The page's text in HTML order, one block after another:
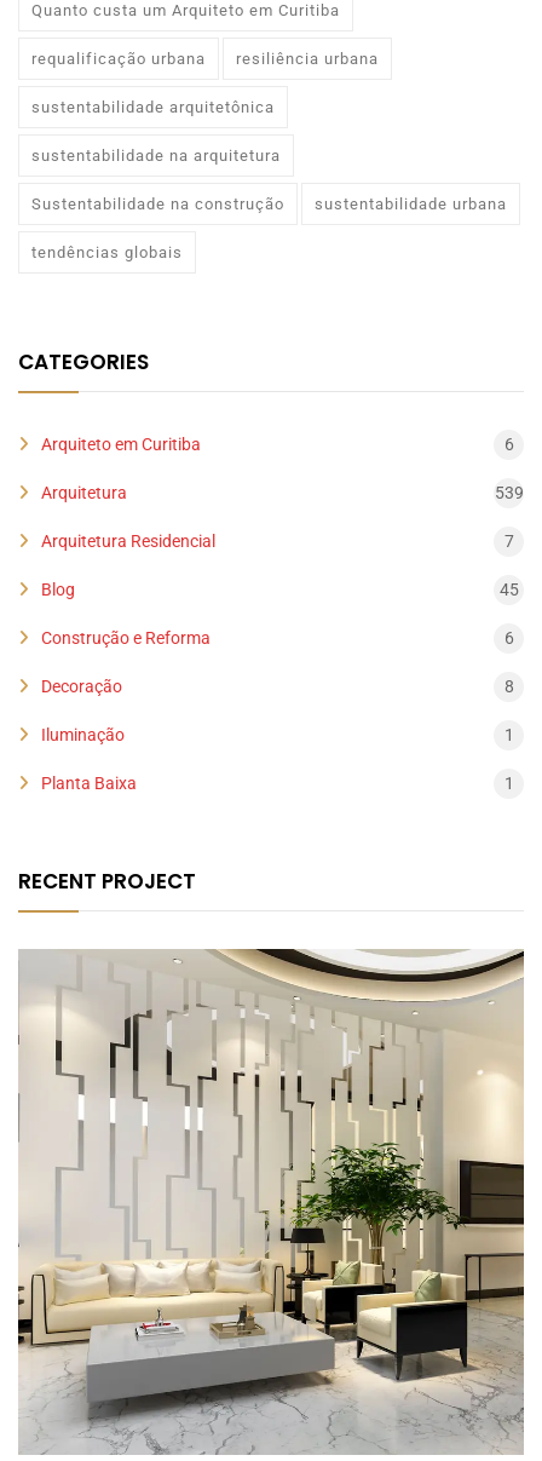
Quanto custa um Arquiteto em Curitiba
requalificação urbana resiliência urbana
sustentabilidade arquitetônica
sustentabilidade na arquitetura
Sustentabilidade na construção sustentabilidade urbana
tendências globais
CATEGORIES
Arquiteto em Curitiba 6
Arquitetura 539
Arquitetura Residencial 7
Blog 45
Construção e Reforma 6
Decoração 8
Iluminação 1
Planta Baixa 1
RECENT PROJECT